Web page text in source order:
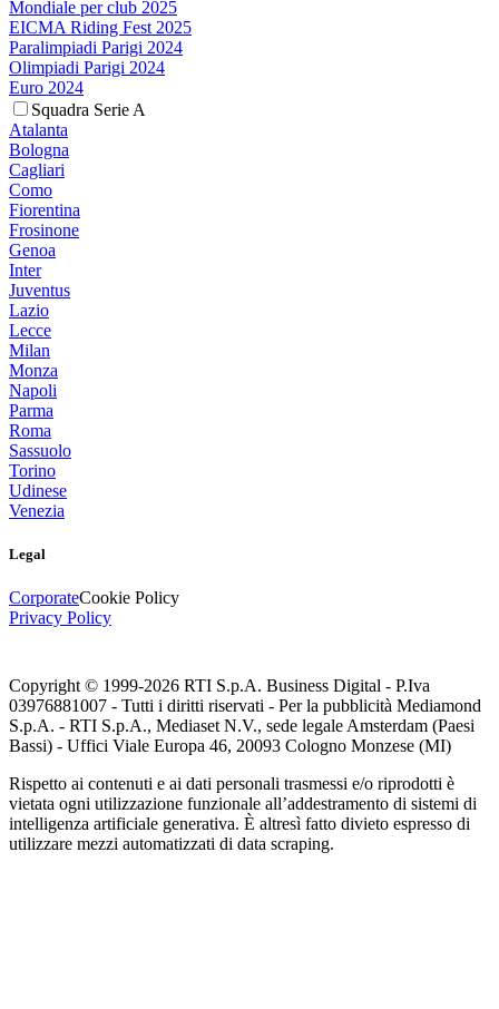
Mondiale per club 2025
EICMA Riding Fest 2025
Paralimpiadi Parigi 2024
Olimpiadi Parigi 2024
Euro 2024
Squadra Serie A
Atalanta
Bologna
Cagliari
Como
Fiorentina
Frosinone
Genoa
Inter
Juventus
Lazio
Lecce
Milan
Monza
Napoli
Parma
Roma
Sassuolo
Torino
Udinese
Venezia
Legal
CorporateCookie Policy
Privacy Policy
Copyright © 1999-2026 RTI S.p.A. Business Digital - P.Iva
03976881007 - Tutti i diritti riservati - Per la pubblicità Mediamond
S.p.A. - RTI S.p.A., Mediaset N.V., sede legale Amsterdam (Paesi
Bassi) - Uffici Viale Europa 46, 20093 Cologno Monzese (MI)
Rispetto ai contenuti e ai dati personali trasmessi e/o riprodotti è
vietata ogni utilizzazione funzionale all’addestramento di sistemi di
intelligenza artificiale generativa. È altresì fatto divieto espresso di
utilizzare mezzi automatizzati di data scraping.